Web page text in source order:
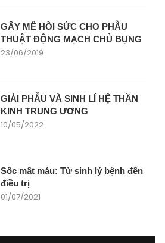
GÂY MÊ HỒI SỨC CHO PHẪU
THUẬT ĐỘNG MẠCH CHỦ BỤNG
23/06/2019
GIẢI PHẪU VÀ SINH LÍ HỆ THẦN
KINH TRUNG ƯƠNG
10/05/2022
Sốc mất máu: Từ sinh lý bệnh đến
điều trị
01/07/2021